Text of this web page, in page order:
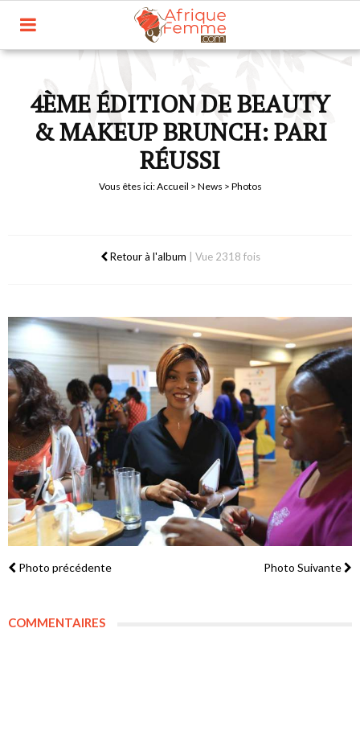
4ÈME ÉDITION DE BEAUTY
& MAKEUP BRUNCH: PARI
RÉUSSI
Vous êtes ici:Accueil > News > Photos
Retour à l'album Vue 2318 fois
Photo précédente Photo Suivante
COMMENTAIRES